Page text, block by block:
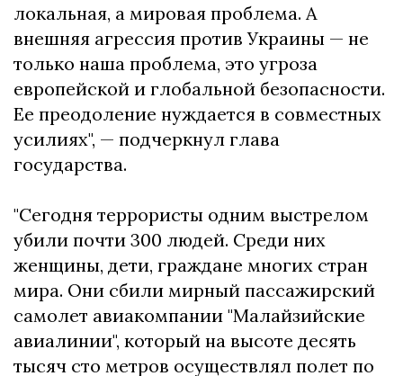
локальная, а мировая проблема. А
внешняя агрессия против Украины — не
только наша проблема, это угроза
европейской и глобальной безопасности.
Ее преодоление нуждается в совместных
усилиях", — подчеркнул глава
государства.
"Сегодня террористы одним выстрелом
убили почти 300 людей. Среди них
женщины, дети, граждане многих стран
мира. Они сбили мирный пассажирский
самолет авиакомпании "Малайзийские
авиалинии", который на высоте десять
тысяч сто метров осуществлял полет по